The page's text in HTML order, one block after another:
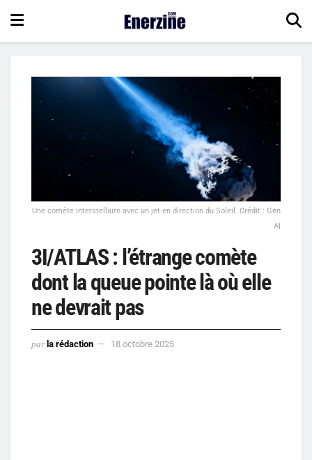
Une comète interstellaire avec un jet en direction du Soleil. Crédit : Gen
AI
3I/ATLAS : l’étrange comète
dont la queue pointe là où elle
ne devrait pas
par la rédaction 18 octobre 2025